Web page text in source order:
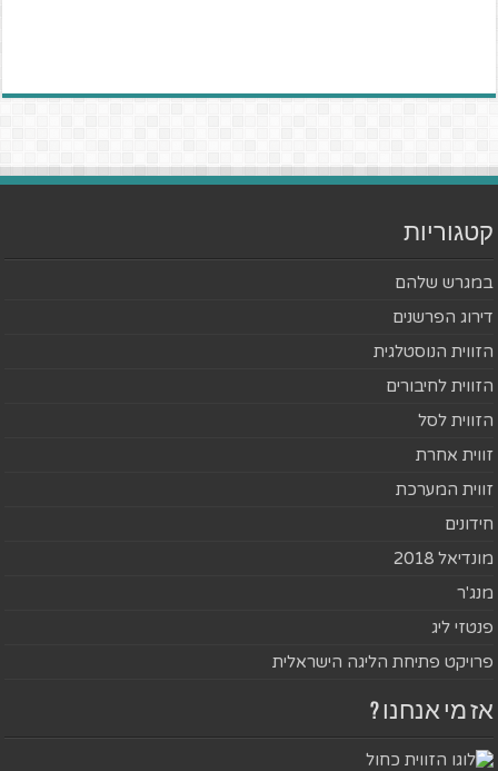
קטגוריות
במגרש שלהם
דירוג הפרשנים
הזווית הנוסטלגית
הזווית לחיבורים
הזווית לסל
זווית אחרת
זווית המערכת
חידונים
מונדיאל 2018
מנג'ר
פנטזי ליג
פרויקט פתיחת הליגה הישראלית
אז מי אנחנו ?